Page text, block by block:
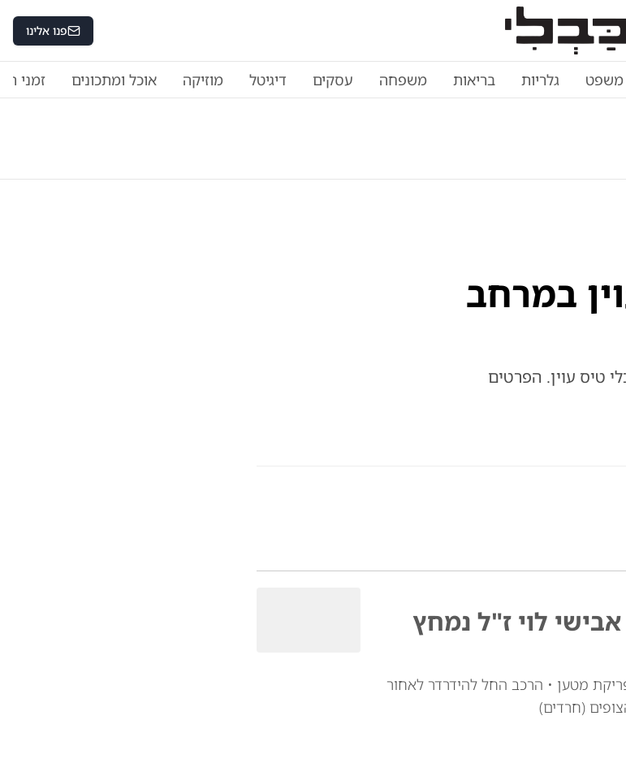
פנו אלינו
משפט גלריות בריאות משפחה עסקים דיגיטל מוזיקה אוכל ומתכונים זמני
במרחב
טיס עוין. הפרטים
לוי ז"ל נמחץ
לסייע לנוסעים בפריקת מטען • הרכב החל להידרדר לאחור
(חרדים)